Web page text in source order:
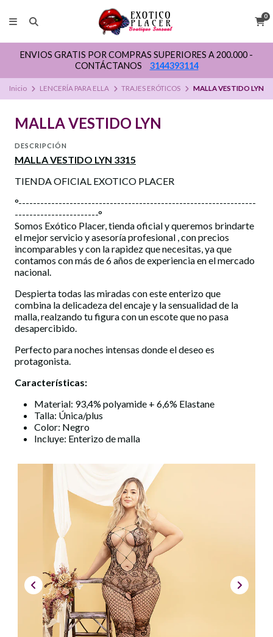
0
A 200.000 -
ENVIOS GRATIS POR COMPRAS
CONTÁCTANOS
Inicio LENCERÍA PARA ELLA TRAJES ERÓTICOS MALLA VESTIDO LYN
MALLA VESTIDO LYN
DESCRIPCIÓN
MALLA VESTIDO LYN 3315
TIENDA OFICIAL EXOTICO PLACER
°-----------------------------------------------------------------
-----------------------°
Somos Exótico Placer, tienda oficial y queremos brindarte
el mejor servicio y asesoría profesional , con precios
incomparables y con la rapidez que necesitas, ya que
contamos con más de 6 años de experiencia en el mercado
nacional.
Despierta todas las miradas con este enterizo que
combina la delicadeza del encaje y la sensualidad de la
malla, realzando tu figura con un escote que no pasa
desapercibido.
Perfecto para noches intensas donde el deseo es
protagonista.
Características:
Material: 93,4% polyamide + 6,6% Elastane
Talla: Única/plus
Color: Negro
Incluye: Enterizo de malla